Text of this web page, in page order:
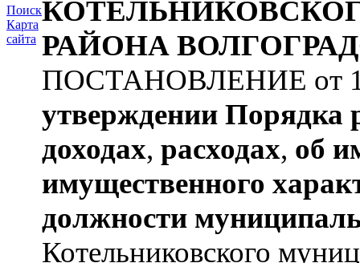
Поиск
Карта
сайта РАЙОНА
ПОСТАНОВЛЕНИЕ от
утверждении Порядка
доходах, расходах, об
имущественного
должности
Котельниковского